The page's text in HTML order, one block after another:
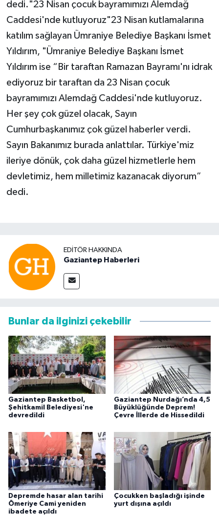
dedi."23 Nisan çocuk bayramımızı Alemdağ
Caddesi'nde kutluyoruz"23 Nisan kutlamalarına
katılım sağlayan Ümraniye Belediye Başkanı İsmet
Yıldırım, "Ümraniye Belediye Başkanı İsmet
Yıldırım ise “Bir taraftan Ramazan Bayramı'nı idrak
ediyoruz bir taraftan da 23 Nisan çocuk
bayramımızı Alemdağ Caddesi'nde kutluyoruz.
Her şey çok güzel olacak, Sayın
Cumhurbaşkanımız çok güzel haberler verdi.
Sayın Bakanımız burada anlattılar. Türkiye'miz
ileriye dönük, çok daha güzel hizmetlerle hem
devletimiz, hem milletimiz kazanacak diyorum”
dedi.
EDITÖR HAKKINDA
Gaziantep Haberleri
Bunlar da ilginizi çekebilir
Gaziantep Basketbol,
Şehitkamil Belediyesi'ne
devredildi
Gaziantep Nurdağı’nda 4,5
Büyüklüğünde Deprem!
Çevre İllerde de Hissedildi
Depremde hasar alan tarihi
Ömeriye Cami yeniden
ibadete açıldı
Çocukken başladığı işinde
yurt dışına açıldı